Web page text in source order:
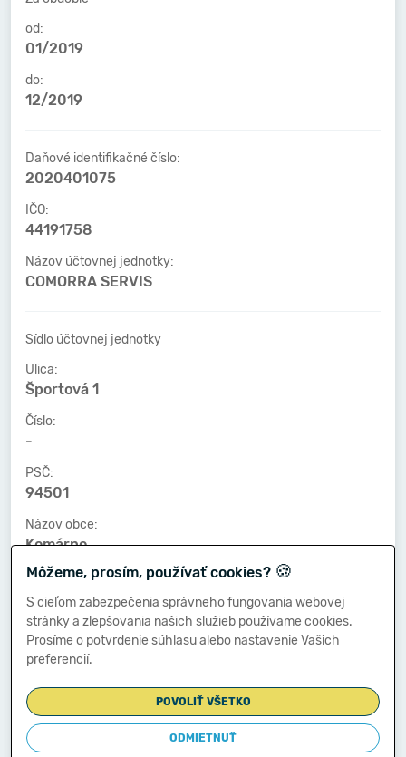
od:
01/2019
do:
12/2019
Daňové identifikačné číslo:
2020401075
IČO:
44191758
Názov účtovnej jednotky:
COMORRA SERVIS
Sídlo účtovnej jednotky
Ulica:
Športová 1
Číslo:
-
PSČ:
94501
Názov obce:
Komárno
Číslo telefónu:
-
Číslo faxu:
-
-
Môžeme, prosím, používať cookies? 🍪
S cieľom zabezpečenia správneho fungovania webovej
stránky a zlepšovania našich služieb používame cookies.
Prosíme o potvrdenie súhlasu alebo nastavenie Vašich
preferencií.
POVOLIŤ VŠETKO
ODMIETNUŤ